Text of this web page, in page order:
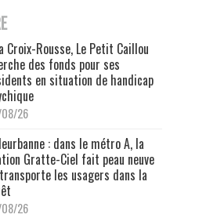
Croix-Rousse, Le Petit Caillou
des fonds pour ses
en situation de handicap
26
: dans le métro A, la
Gratte-Ciel fait peau neuve
les usagers dans la
26